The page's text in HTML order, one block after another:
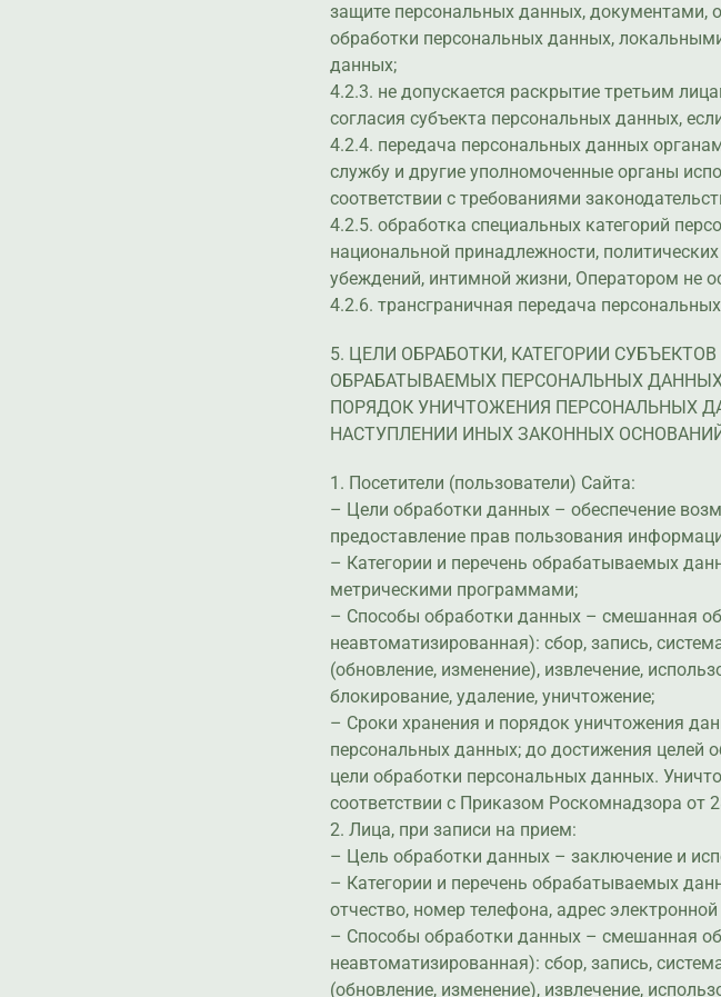
защите персональных данных,
обработки персональных данных,
данных;
4.2.3. не допускается раскрытие третьим
согласия субъекта персональных данных,
4.2.4. передача персональных данных
службу и другие уполномоченные органы
соответствии с требованиями
4.2.5. обработка специальных категорий
национальной принадлежности,
убеждений, интимной жизни, Оператором не
4.2.6. трансграничная передача
5. ЦЕЛИ ОБРАБОТКИ, КАТЕГОРИИ
ОБРАБАТЫВАЕМЫХ ПЕРСОНАЛЬНЫХ
ПОРЯДОК УНИЧТОЖЕНИЯ ПЕРСОНАЛЬНЫХ
НАСТУПЛЕНИИ ИНЫХ ЗАКОННЫХ
1. Посетители (пользователи) Сайта:
– Цели обработки данных – обеспечение
предоставление прав пользования
– Категории и перечень обрабатываемых
метрическими программами;
– Способы обработки данных – смешанная
неавтоматизированная): сбор, запись,
(обновление, изменение), извлечение,
блокирование, удаление, уничтожение;
– Сроки хранения и порядок уничтожения
персональных данных; до достижения целей
цели обработки персональных данных.
соответствии с Приказом Роскомнадзора от
2. Лица, при записи на прием:
– Цель обработки данных – заключение и
– Категории и перечень обрабатываемых
отчество, номер телефона, адрес
– Способы обработки данных – смешанная
неавтоматизированная): сбор, запись,
(обновление, изменение), извлечение,